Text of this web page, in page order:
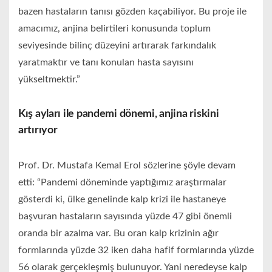
bazen hastaların tanısı gözden kaçabiliyor. Bu proje ile
amacımız, anjina belirtileri konusunda toplum
seviyesinde bilinç düzeyini artırarak farkındalık
yaratmaktır ve tanı konulan hasta sayısını
yükseltmektir.”
Kış ayları ile pandemi dönemi, anjina riskini
artırıyor
Prof. Dr. Mustafa Kemal Erol sözlerine şöyle devam
etti: “Pandemi döneminde yaptığımız araştırmalar
gösterdi ki, ülke genelinde kalp krizi ile hastaneye
başvuran hastaların sayısında yüzde 47 gibi önemli
oranda bir azalma var. Bu oran kalp krizinin ağır
formlarında yüzde 32 iken daha hafif formlarında yüzde
56 olarak gerçekleşmiş bulunuyor. Yani neredeyse kalp